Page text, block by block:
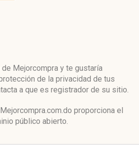
Mejorcompra y te gustaría
de la privacidad de tus
a que es registrador de su sitio.
proporciona el
público abierto.